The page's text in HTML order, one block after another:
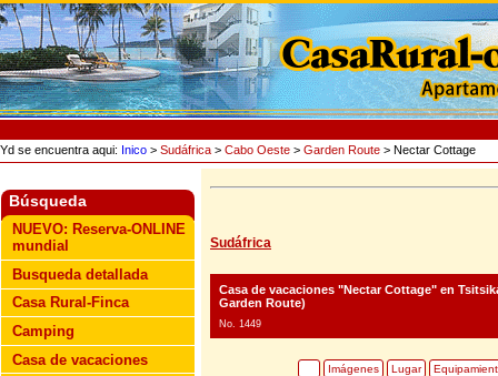
Yd se encuentra aqui: Inico > Sudáfrica > Cabo Oeste > Garden Route > Nectar Cottage
Búsqueda
NUEVO: Reserva-ONLINE
mundial
Busqueda detallada
Casa Rural-Finca
Camping
Casa de vacaciones
Sudáfrica
Casa de vacaciones "Nectar Cottage" en
Garden Route)
No. 1449
Imágenes Lugar